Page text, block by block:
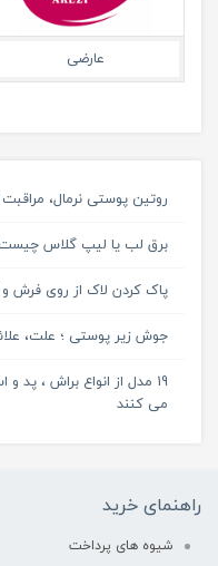
عارضی
روتین پوستی نرمال،
برق لب یا لیپ گلاس
پاک کردن لاک از روی فرش و لباس: 7 روش
جوش زیر پوستی ؛ علت،
19 مدل از انواع براش ،
می کنند
راهنمای خرید
شیوه های پرداخت